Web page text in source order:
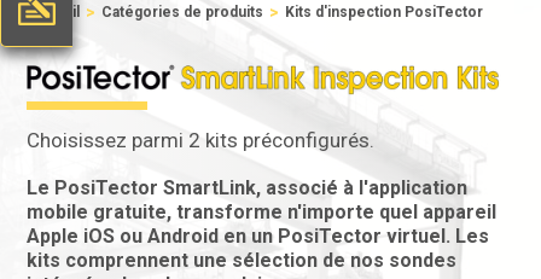
Accueil > Catégories de produits > Kits d'inspection PosiTector
Choisissez parmi 2 kits préconfigurés.
Le PosiTector SmartLink, associé à l'application
mobile gratuite, transforme n'importe quel appareil
Apple iOS ou Android en un PosiTector virtuel. Les
kits comprennent une sélection de nos sondes